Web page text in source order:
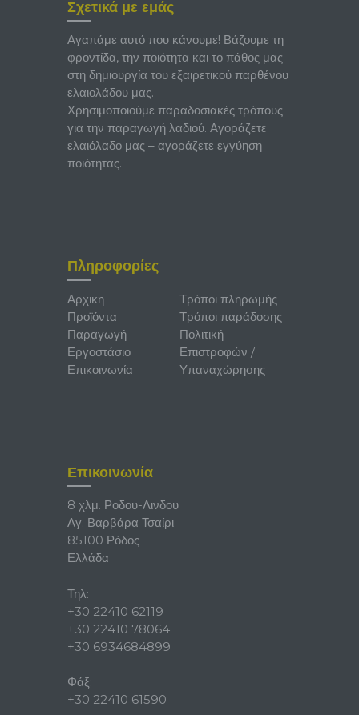
Σχετικά με εμάς
Αγαπάμε αυτό που κάνουμε! Βάζουμε τη
φροντίδα, την ποιότητα και το πάθος μας
στη δημιουργία του εξαιρετικού παρθένου
ελαιολάδου μας.
Χρησιμοποιούμε παραδοσιακές τρόπους
για την παραγωγή λαδιού. Αγοράζετε
ελαιόλαδο μας – αγοράζετε εγγύηση
ποιότητας.
Πληροφορίες
Αρχικη
Προϊόντα
Παραγωγή
Εργοστάσιο
Επικοινωνία
Τρόποι πληρωμής
Τρόποι παράδοσης
Πολιτική
Επιστροφών /
Υπαναχώρησης
Επικοινωνία
8 χλμ. Ροδου-Λινδου
Αγ. Βαρβάρα Τσαίρι
85100 Ρόδος
Ελλάδα
Τηλ:
+30 22410 62119
+30 22410 78064
+30 6934684899
Φάξ:
+30 22410 61590